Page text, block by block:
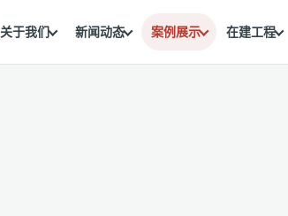
关于我们 新闻动态 案例展示 在建工程